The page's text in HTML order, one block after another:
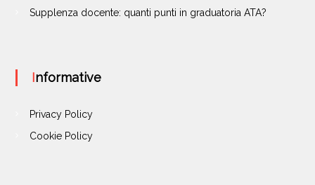
Supplenza docente: quanti punti in graduatoria ATA?
Informative
Privacy Policy
Cookie Policy